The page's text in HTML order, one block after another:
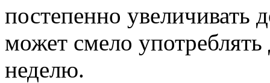
постепенно увеличивать
может смело
неделю.